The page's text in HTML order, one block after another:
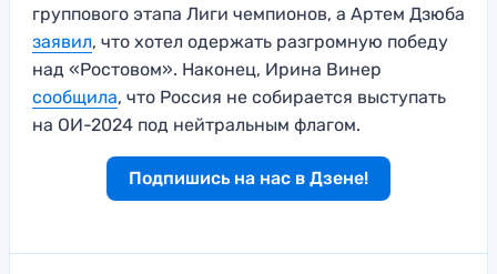
группового этапа Лиги чемпионов, а Артем Дзюба
заявил, что хотел одержать разгромную победу
над «Ростовом». Наконец, Ирина Винер
сообщила, что Россия не собирается выступать
на ОИ-2024 под нейтральным флагом.
Подпишись на нас в Дзене!